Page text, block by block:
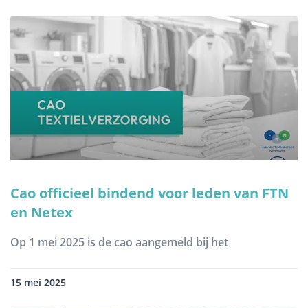
Cao officieel bindend voor leden van FTN
en Netex
Op 1 mei 2025 is de cao aangemeld bij het
15 mei 2025